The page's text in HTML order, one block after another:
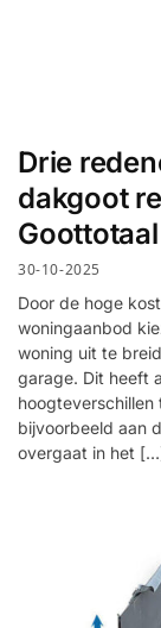
Drie
dakgoot
Goottotaal
30-10-2025
Door de hoge
woningaanbod
woning uit te
garage. Dit heeft
hoogteverschillen
bijvoorbeeld aan
overgaat in het